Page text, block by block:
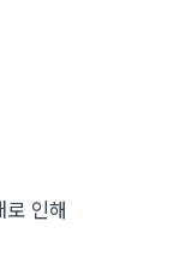
인해